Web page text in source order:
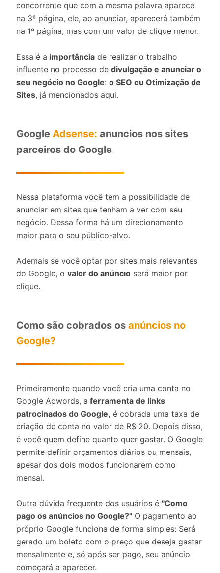
concorrente que com a mesma palavra aparece
na 3º página, ele, ao anunciar, aparecerá também
na 1º página, mas com um valor de clique menor.
Essa é a importância de realizar o trabalho
influente no processo de divulgação e anunciar o
seu negócio no Google: o SEO ou Otimização de
Sites, já mencionados aqui.
Google Adsense: anuncios nos sites
parceiros do Google
Nessa plataforma você tem a possibilidade de
anunciar em sites que tenham a ver com seu
negócio. Dessa forma há um direcionamento
maior para o seu público-alvo.
Ademais se você optar por sites mais relevantes
do Google, o valor do anúncio será maior por
clique.
Como são cobrados os anúncios no
Google?
Primeiramente quando você cria uma conta no
Google Adwords, a ferramenta de links
patrocinados do Google, é cobrada uma taxa de
criação de conta no valor de R$ 20. Depois disso,
é você quem define quanto quer gastar. O Google
permite definir orçamentos diários ou mensais,
apesar dos dois modos funcionarem como
mensal.
Outra dúvida frequente dos usuários é "Como
pago os anúncios no Google?" O pagamento ao
próprio Google funciona de forma simples: Será
gerado um boleto com o preço que deseja gastar
mensalmente e, só após ser pago, seu anúncio
começará a aparecer.